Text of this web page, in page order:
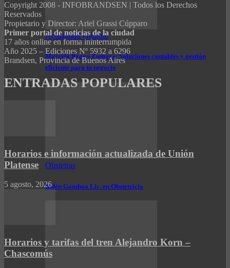
Actualidad General
Marcelo Bravo Zamora: Soluciones contables y gestión
eficiente para tu negocio
Obstetras
Belén Gamboa Lic. en Obstetricia
Copyright 2008 - INFOBRANDSEN | Todos los Derechos
Reservados
Propietario y Director: Ariel Grassi Cúpparo
Primer portal de noticias de la ciudad
17 años online en forma ininterrumpida
Año 2025 – Ediciones Nº 5932 a 6296
Brandsen, Provincia de Buenos Aires
ENTRADAS POPULARES
Horarios e información actualizada de Unión
Platense
5 agosto, 2026
Horarios y tarifas del tren Alejandro Korn –
Chascomús